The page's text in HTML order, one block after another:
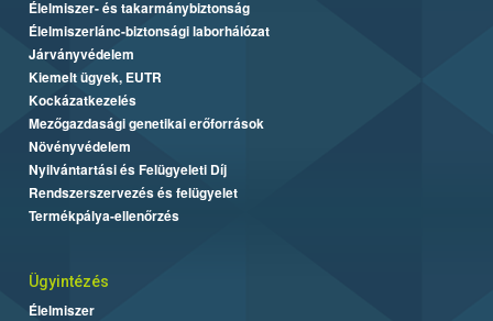
Élelmiszer- és takarmánybiztonság
Élelmiszerlánc-biztonsági laborhálózat
Járványvédelem
Kiemelt ügyek, EUTR
Kockázatkezelés
Mezőgazdasági genetikai erőforrások
Növényvédelem
Nyilvántartási és Felügyeleti Díj
Rendszerszervezés és felügyelet
Termékpálya-ellenőrzés
Ügyintézés
Élelmiszer